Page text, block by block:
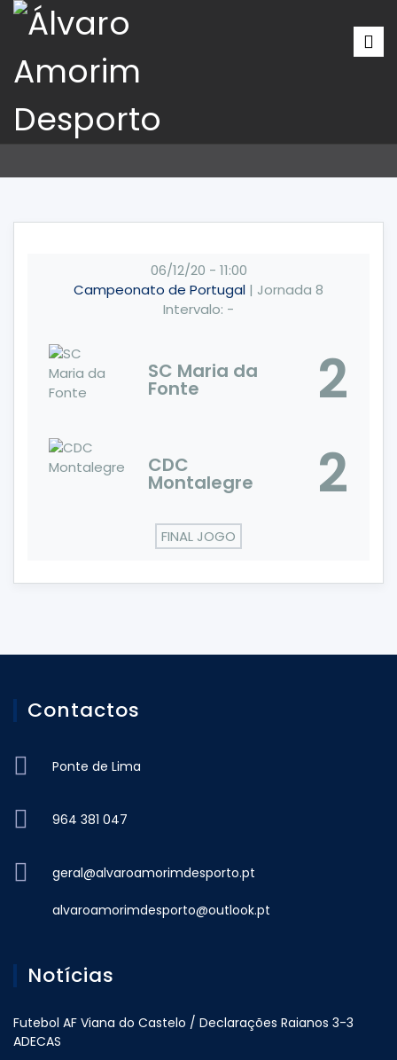
06/12/20 - 11:00
Campeonato de Portugal | Jornada 8
Intervalo: -
SC Maria da
Fonte 2
CDC
Montalegre 2
FINAL JOGO
Contactos
Ponte de Lima
964 381 047
geral@alvaroamorimdesporto.pt
alvaroamorimdesporto@outlook.pt
Notícias
Futebol AF Viana do Castelo / Declarações Raianos 3-3
ADECAS